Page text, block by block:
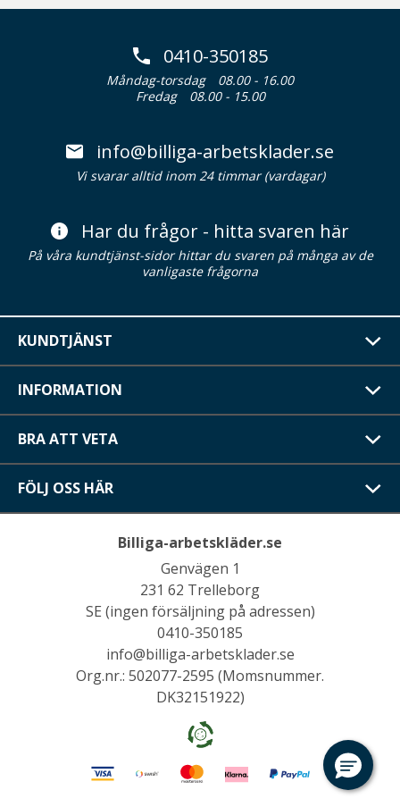
0410-350185
Måndag-torsdag
08.00 - 16.00
Fredag
08.00 - 15.00
info@billiga-arbetsklader.se
Vi svarar alltid inom 24 timmar (vardagar)
Har du frågor - hitta svaren här
På våra kundtjänst-sidor hittar du svaren på många av de
vanligaste frågorna
KUNDTJÄNST
INFORMATION
BRA ATT VETA
FÖLJ OSS HÄR
Billiga-arbetskläder.se
Genvägen 1
231 62 Trelleborg
SE (ingen försäljning på adressen)
0410-350185
info@billiga-arbetsklader.se
Org.nr.: 502077-2595 (Momsnummer.
DK32151922)